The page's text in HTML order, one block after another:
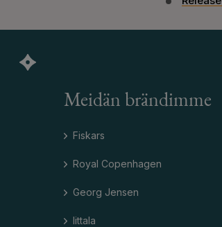
Meidän brändimme
Fiskars
Royal Copenhagen
Georg Jensen
Iittala